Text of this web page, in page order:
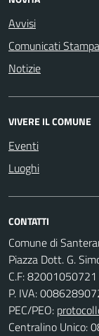
Avvisi
Comunicati Stampa
Notizie
VIVERE IL COMUNE
Eventi
Luoghi
CONTATTI
Comune di
Piazza Dott. G.
C.F:82001050721
P. IVA:
PEC/PEO:
Centralino Unico: